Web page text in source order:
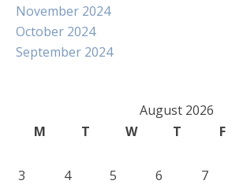
November 2024
October 2024
September 2024
August 2026
M
T W T F
3
4 5 6 7